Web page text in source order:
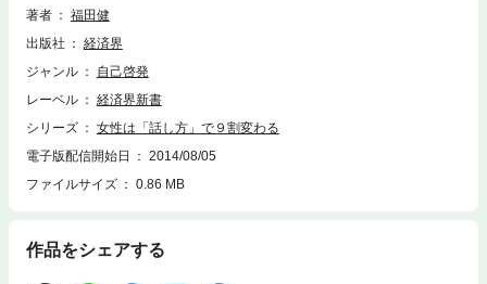
いさつ」が自分と相手を変える ほか)第2章 美しく魅力的な女性の「話し
話」へタイミングよく「聞き役」にまわる ほか)第3章 初対面でも愛さ
れ、感謝される「話し方」―誰とでも“いい人間関係”をつくれる女性のス
聞き方のコツ ほか)第4章 どんなときも好感度がアップする「見た目の技
術」―人の心を打ち、ホッとさせる「笑顔・目線・姿勢・歩き方」(“気持
第5章 「言葉ぐせ」であなたの9割がわかる―「話し方」が変われば「あ
なた」が変わる(「別に」―無関心そのものの「つれない返事」「許せな
著者
福田健
出版社
経済界
ジャンル
自己啓発
レーベル
経済界新書
シリーズ
女性は「話し方」で９割変わる
電子版配信開始日
2014/08/05
ファイルサイズ
0.86 MB
作品をシェアする